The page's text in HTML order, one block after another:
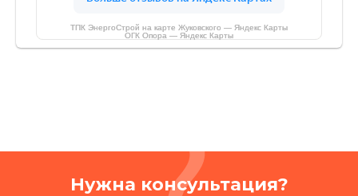
ТПК ЭнергоСтрой на карте Жуковского — Яндекс Карты
ОГК Опора — Яндекс Карты
Нужна консультация?